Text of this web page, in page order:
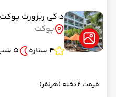
د کی ریزورت پوکت
پوکت
4 ستاره
5 شب
قیمت 2 تخته (هرنفر)